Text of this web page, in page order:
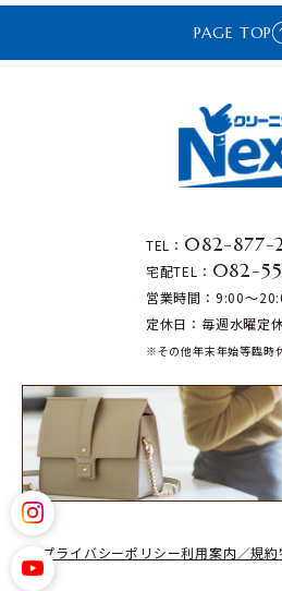
PAGE TOP
TEL： 082-877-
宅配TEL： 082-
営業時間：9:00～
定休日：毎週水曜定
※その他年末年始等臨時
プライバシーポリシー利用案内／規約